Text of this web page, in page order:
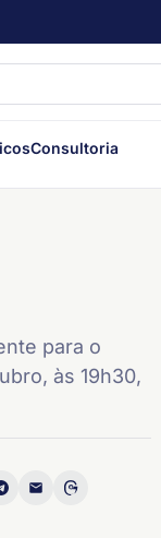
Consultoria
para o
às 19h30,